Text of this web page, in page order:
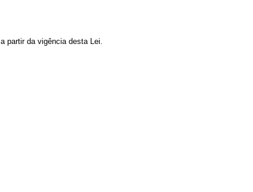
partir da vigência desta Lei.